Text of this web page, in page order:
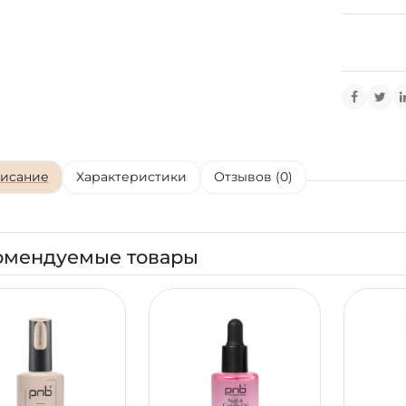
Характеристики Отзывов (0)
товары